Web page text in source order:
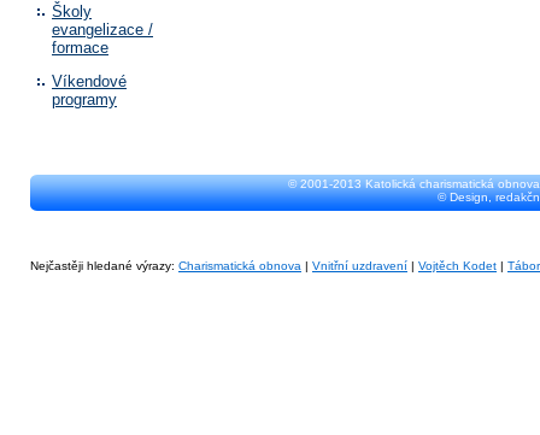
Školy
evangelizace /
formace
Víkendové
programy
© 2001-2013 Katolická charismatická
© Design,
Nejčastěji hledané výrazy: Charismatická obnova | Vnitřní uzdravení | Vojtěch Kodet |